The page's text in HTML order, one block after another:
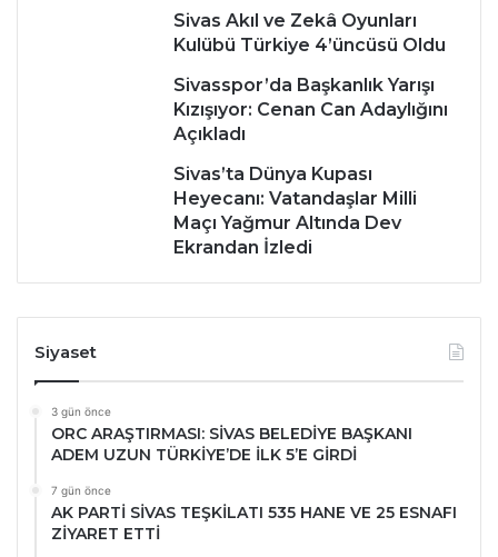
Sivas Akıl ve Zekâ Oyunları
Kulübü Türkiye 4’üncüsü Oldu
Sivasspor’da Başkanlık Yarışı
Kızışıyor: Cenan Can Adaylığını
Açıkladı
Sivas’ta Dünya Kupası
Heyecanı: Vatandaşlar Milli
Maçı Yağmur Altında Dev
Ekrandan İzledi
Siyaset
3 gün önce
ORC ARAŞTIRMASI: SİVAS BELEDİYE BAŞKANI
ADEM UZUN TÜRKİYE’DE İLK 5’E GİRDİ
7 gün önce
AK PARTİ SİVAS TEŞKİLATI 535 HANE VE 25 ESNAFI
ZİYARET ETTİ